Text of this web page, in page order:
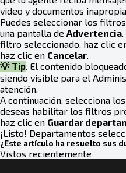
video y documentos
Puedes seleccionar los
una pantalla de Advertencia
filtro seleccionado, haz clic
haz clic en Cancelar.
💡 Tip: El contenido
siendo visible para el
atención.
A continuación, selecciona
deseas habilitar los filtros
haz clic en Guardar
¡Listo! Departamentos
¿Este artículo ha resuelto sus
Vistos recientemente